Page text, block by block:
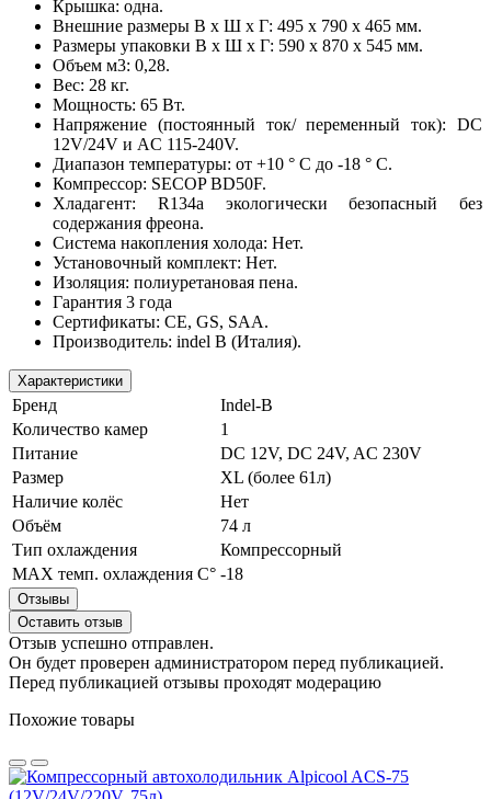
Крышка: одна.
Внешние размеры В x Ш x Г: 495 х 790 х 465 мм.
Размеры упаковки В x Ш x Г: 590 х 870 х 545 мм.
Объем м3: 0,28.
Вес: 28 кг.
Мощность: 65 Вт.
Напряжение (постоянный ток/ переменный ток): DC
12V/24V и AC 115-240V.
Диапазон температуры: от +10 ° C до -18 ° C.
Компрессор: SECOP BD50F.
Хладагент: R134a экологически безопасный без
содержания фреона.
Система накопления холода: Нет.
Установочный комплект: Нет.
Изоляция: полиуретановая пена.
Гарантия 3 года
Сертификаты: CE, GS, SAA.
Производитель: indel B (Италия).
Характеристики
Бренд
Indel-B
Количество камер
1
Питание
DC 12V, DC 24V, AC 230V
Размер
XL (более 61л)
Наличие колёс
Нет
Объём
74 л
Тип охлаждения
Компрессорный
MAX темп. охлаждения С° -18
Отзывы
Оставить отзыв
Отзыв успешно отправлен.
Он будет проверен администратором перед публикацией.
Перед публикацией отзывы проходят модерацию
Похожие товары